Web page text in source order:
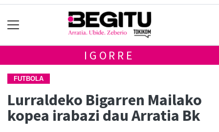
IGORRE
FUTBOLA
Lurraldeko Bigarren Mailako
kopea irabazi dau Arratia Bk